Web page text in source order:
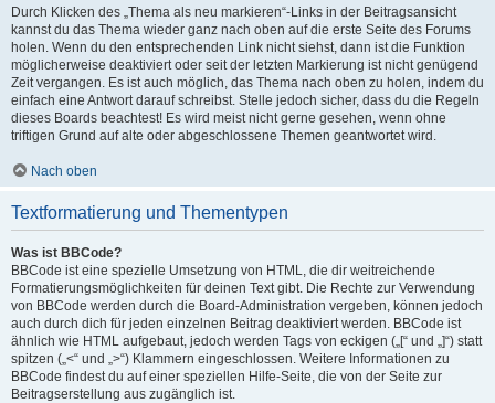
Durch Klicken des „Thema als neu markieren“-Links in der Beitragsansicht
kannst du das Thema wieder ganz nach oben auf die erste Seite des Forums
holen. Wenn du den entsprechenden Link nicht siehst, dann ist die Funktion
möglicherweise deaktiviert oder seit der letzten Markierung ist nicht genügend
Zeit vergangen. Es ist auch möglich, das Thema nach oben zu holen, indem du
einfach eine Antwort darauf schreibst. Stelle jedoch sicher, dass du die Regeln
dieses Boards beachtest! Es wird meist nicht gerne gesehen, wenn ohne
triftigen Grund auf alte oder abgeschlossene Themen geantwortet wird.
Nach oben
Textformatierung und Thementypen
Was ist BBCode?
BBCode ist eine spezielle Umsetzung von HTML, die dir weitreichende
Formatierungsmöglichkeiten für deinen Text gibt. Die Rechte zur Verwendung
von BBCode werden durch die Board-Administration vergeben, können jedoch
auch durch dich für jeden einzelnen Beitrag deaktiviert werden. BBCode ist
ähnlich wie HTML aufgebaut, jedoch werden Tags von eckigen („[“ und „]“) statt
spitzen („<“ und „>“) Klammern eingeschlossen. Weitere Informationen zu
BBCode findest du auf einer speziellen Hilfe-Seite, die von der Seite zur
Beitragserstellung aus zugänglich ist.